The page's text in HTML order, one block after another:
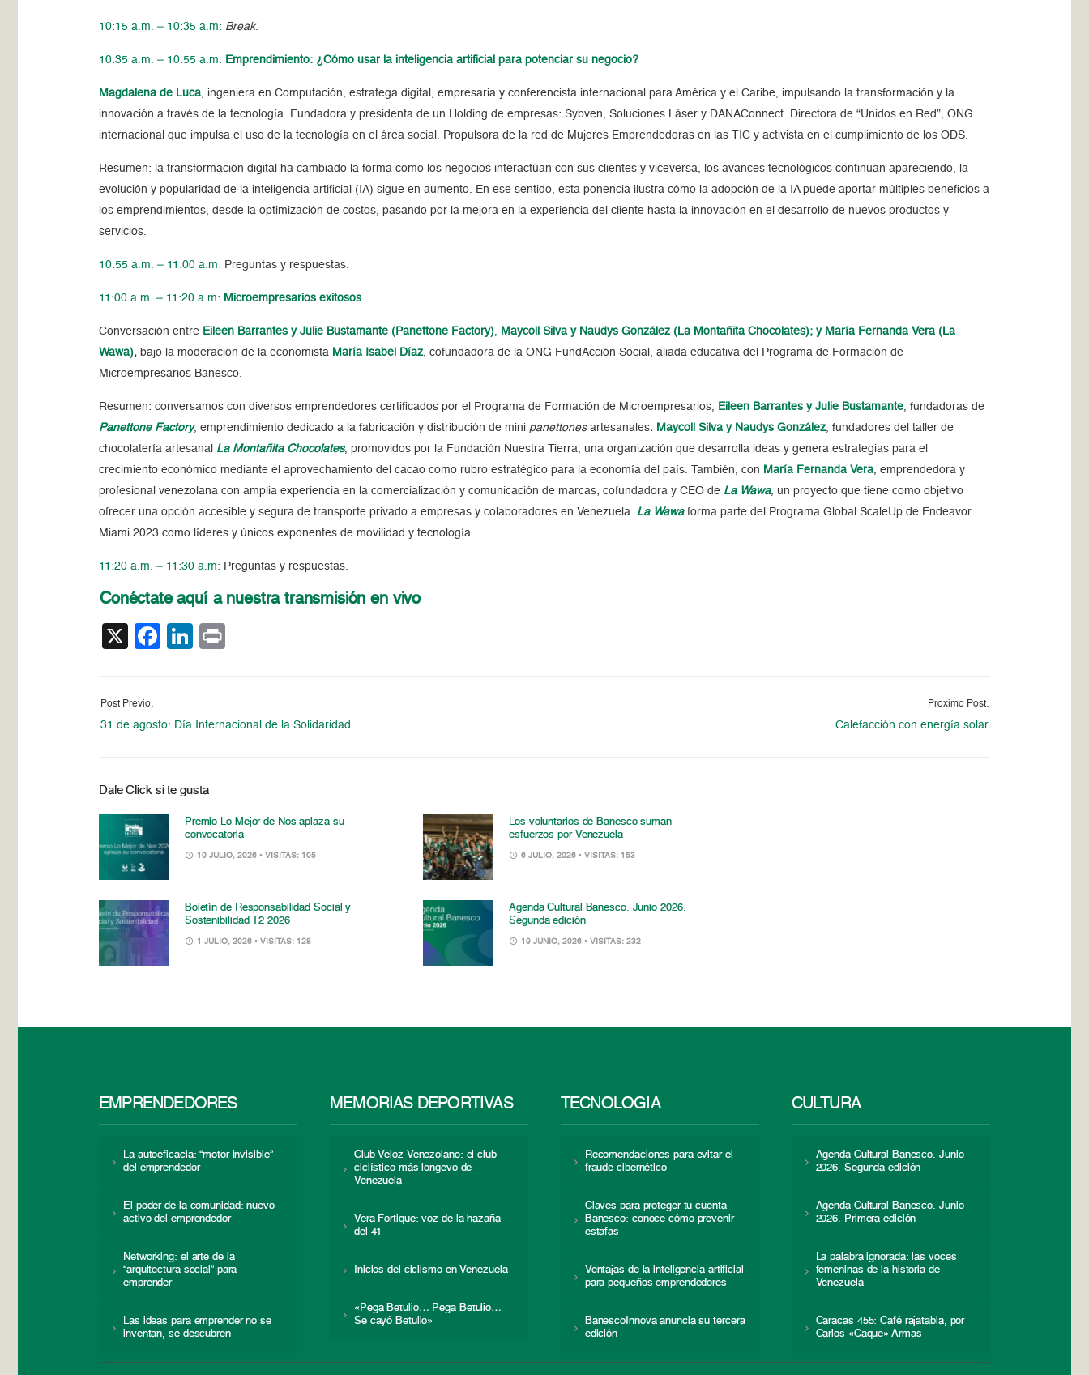
10:15 a.m. – 10:35 a.m: Break.
10:35 a.m. – 10:55 a.m: Emprendimiento: ¿Cómo usar la inteligencia artificial para potenciar su negocio?
Magdalena de Luca , ingeniera en Computación, estratega digital, empresaria y conferencista internacional para América y el Caribe, impulsando la transformación y la
innovación a través de la tecnología. Fundadora y presidenta de un Holding de empresas: Sybven, Soluciones Láser y DANAConnect. Directora de “Unidos en Red”, ONG
internacional que impulsa el uso de la tecnología en el área social. Propulsora de la red de Mujeres Emprendedoras en las TIC y activista en el cumplimiento de los ODS.
Resumen: la transformación digital ha cambiado la forma como los negocios interactúan con sus clientes y viceversa, los avances tecnológicos continúan apareciendo, la
evolución y popularidad de la inteligencia artificial (IA) sigue en aumento. En ese sentido, esta ponencia ilustra cómo la adopción de la IA puede aportar múltiples beneficios a
los emprendimientos, desde la optimización de costos, pasando por la mejora en la experiencia del cliente hasta la innovación en el desarrollo de nuevos productos y
servicios.
10:55 a.m. – 11:00 a.m: Preguntas y respuestas.
11:00 a.m. – 11:20 a.m: Microempresarios exitosos
Conversación entre Eileen Barrantes y Julie Bustamante (Panettone Factory)
Maycoll Silva y Naudys González (La Montañita Chocolates); y María Fernanda Vera (La
Wawa), bajo la moderación de la economista María Isabel Díaz , cofundadora de la ONG FundAcción Social, aliada educativa del Programa de Formación de
Microempresarios Banesco.
Resumen: conversamos con diversos emprendedores certificados por el Programa de Formación de Microempresarios, Eileen Barrantes y Julie Bustamante , fundadoras de
Panettone Factory, emprendimiento dedicado a la fabricación y distribución de mini panettonesartesanales. Maycoll Silva y Naudys González , fundadores del taller de
chocolatería artesanal La Montañita Chocolates, promovidos por la Fundación Nuestra Tierra, una organización que desarrolla ideas y genera estrategias para el
crecimiento económico mediante el aprovechamiento del cacao como rubro estratégico para la economía del país. También, con María Fernanda Vera ,emprendedora y
profesional venezolana con amplia experiencia en la comercialización y comunicación de marcas; cofundadora y CEO de La Wawa, un proyecto que tiene como objetivo
ofrecer una opción accesible y segura de transporte privado a empresas y colaboradores en Venezuela. La Wawaforma parte del Programa Global ScaleUp de Endeavor
Miami 2023 como líderes y únicos exponentes de movilidad y tecnología.
11:20 a.m. – 11:30 a.m: Preguntas y respuestas.
Conéctate aquí a nuestra transmisión en vivo
X Facebook
LinkedIn
Post Previo:
31 de agosto: Día Internacional de la Solidaridad
Proximo Post:
Calefacción con energía solar
Dale Click si te gusta
Premio Lo Mejor de Nos aplaza su
convocatoria
10 JULIO, 2026 • VISITAS: 105
Los voluntarios de Banesco suman
esfuerzos por Venezuela
6 JULIO, 2026 • VISITAS: 153
Boletín de Responsabilidad Social y
Sostenibilidad T2 2026
1 JULIO, 2026 • VISITAS: 128
Agenda Cultural Banesco. Junio 2026.
Segunda edición
19 JUNIO, 2026 • VISITAS: 232
EMPRENDEDORES
La autoeficacia: “motor invisible”
del emprendedor
El poder de la comunidad: nuevo
activo del emprendedor
Networking: el arte de la
“arquitectura social” para
emprender
Las ideas para emprender no se
inventan, se descubren
MEMORIAS DEPORTIVAS
Club Veloz Venezolano: el club
ciclístico más longevo de
Venezuela
Vera Fortique: voz de la hazaña
del 41
Inicios del ciclismo en Venezuela
«Pega Betulio… Pega Betulio…
Se cayó Betulio»
TECNOLOGÍA
Recomendaciones para evitar el
fraude cibernético
Claves para proteger tu cuenta
Banesco: conoce cómo prevenir
estafas
Ventajas de la inteligencia artificial
para pequeños emprendedores
BanescoInnova anuncia su tercera
edición
CULTURA
Agenda Cultural Banesco. Junio
2026. Segunda edición
Agenda Cultural Banesco. Junio
2026. Primera edición
La palabra ignorada: las voces
femeninas de la historia de
Venezuela
Caracas 455: Café rajatabla, por
Carlos «Caque» Armas